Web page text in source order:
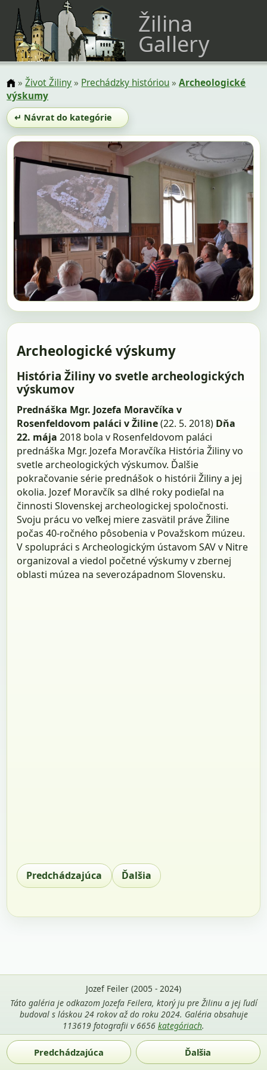
Žilina
Gallery
»Život Žiliny» Prechádzky históriou»Archeologické
výskumy
↵ Návrat do kategórie
Archeologické výskumy
História Žiliny vo svetle archeologických
výskumov
Prednáška Mgr. Jozefa Moravčíka v
Rosenfeldovom paláci v Žiline(22. 5. 2018) Dňa
22. mája 2018 bola v Rosenfeldovom paláci
prednáška Mgr. Jozefa Moravčíka História Žiliny vo
svetle archeologických výskumov. Ďalšie
pokračovanie série prednášok o histórii Žiliny a jej
okolia. Jozef Moravčík sa dlhé roky podieľal na
činnosti Slovenskej archeologickej spoločnosti.
Svoju prácu vo veľkej miere zasvätil práve Žiline
počas 40-ročného pôsobenia v Považskom múzeu.
V spolupráci s Archeologickým ústavom SAV v Nitre
organizoval a viedol početné výskumy v zbernej
oblasti múzea na severozápadnom Slovensku.
Predchádzajúca Ďalšia
Predchádzajúca Ďalšia
Jozef Feiler (2005 - 2024)
Táto galéria je odkazom Jozefa Feilera, ktorý ju pre Žilinu a jej ľudí
budoval s láskou 24 rokov až do roku 2024. Galéria obsahuje
113619 fotografii v 6656 kategóriach.
Použitie fotografií z tejto stránky je povolené len s uvedením
mena autora Jozef Feiler a odkazu na
zilina-gallery.sk